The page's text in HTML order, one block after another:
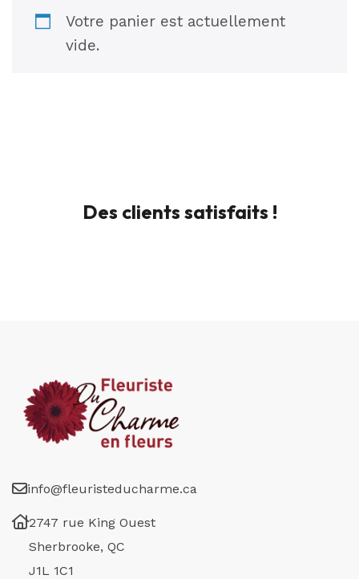
Votre panier est actuellement
vide.
Des clients satisfaits !
info@fleuristeducharme.ca
2747 rue King Ouest
Sherbrooke, QC
J1L 1C1